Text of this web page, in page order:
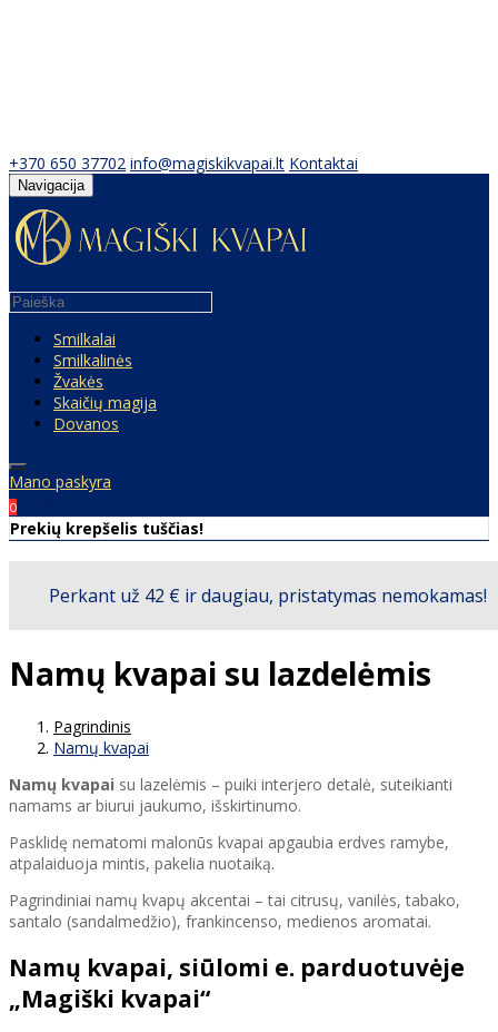
+370 650 37702 info@magiskikvapai.lt Kontaktai
Navigacija
Smilkalai
Smilkalinės
Žvakės
Skaičių magija
Dovanos
Mano paskyra
0
Prekių krepšelis tuščias!
Namų kvapai su lazdelėmis
Pagrindinis
Namų kvapai
Namų kvapai su lazelėmis – puiki interjero detalė, suteikianti
namams ar biurui jaukumo, išskirtinumo.
Pasklidę nematomi malonūs kvapai apgaubia erdves ramybe,
atpalaiduoja mintis, pakelia nuotaiką.
Pagrindiniai namų kvapų akcentai – tai citrusų, vanilės, tabako,
santalo (sandalmedžio), frankincenso, medienos aromatai.
Namų kvapai, siūlomi e. parduotuvėje
„Magiški kvapai“